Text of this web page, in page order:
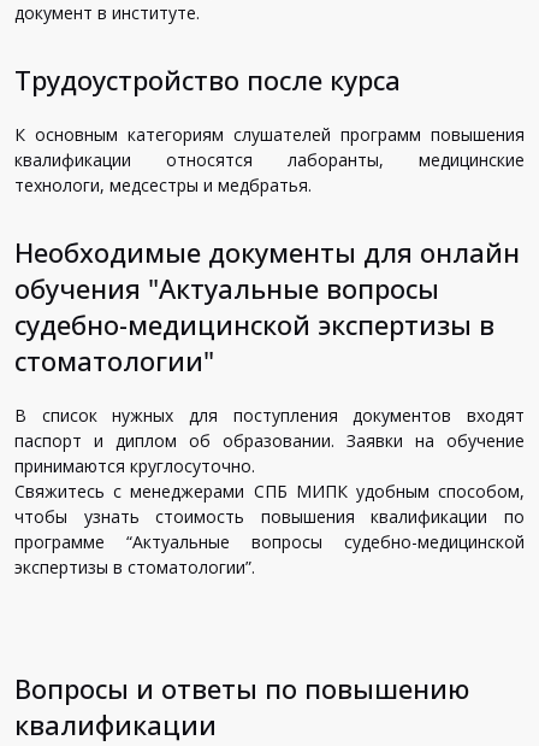
документ в институте.
Трудоустройство после курса
К основным категориям слушателей программ повышения
квалификации относятся лаборанты, медицинские
технологи, медсестры и медбратья.
Необходимые документы для онлайн
обучения "Актуальные вопросы
судебно-медицинской экспертизы в
стоматологии"
В список нужных для поступления документов входят
паспорт и диплом об образовании. Заявки на обучение
принимаются круглосуточно.
Свяжитесь с менеджерами СПБ МИПК удобным способом,
чтобы узнать стоимость повышения квалификации по
программе “Актуальные вопросы судебно-медицинской
экспертизы в стоматологии”.
Вопросы и ответы по повышению
квалификации